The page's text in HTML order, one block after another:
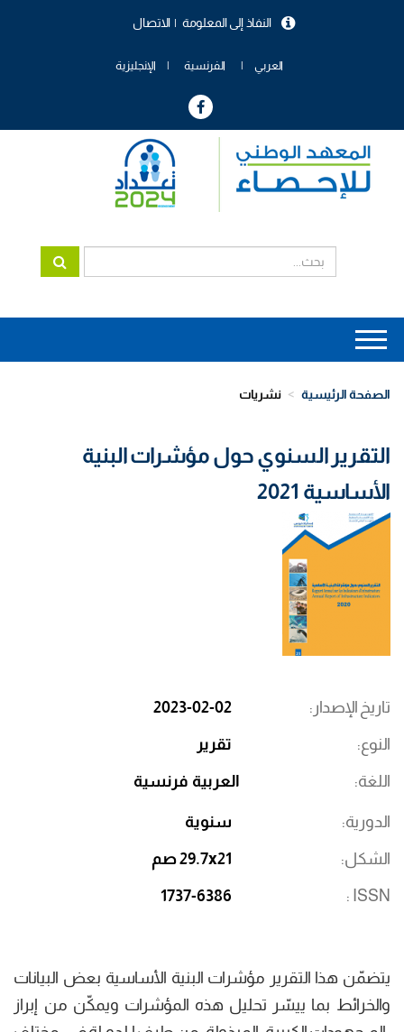
الاتصال النفاذ إلى المعلومة
العربي الفرنسية الإنجليزية
Main
navigation
الصفحة الرئيسية نشريات
التقرير السنوي حول مؤشرات البنية
الأساسية 2021
تاريخ الإصدار 2023-02-02
النوع تقرير
اللغة العربية فرنسية
الدورية سنوية
الشكل 29.7x21 صم
ISSN
1737-6386
يتضمّن هذا التقرير مؤشرات البنية الأساسية بعض البيانات
والخرائط بما ييسّر تحليل هذه المؤشرات ويمكّن من إبراز